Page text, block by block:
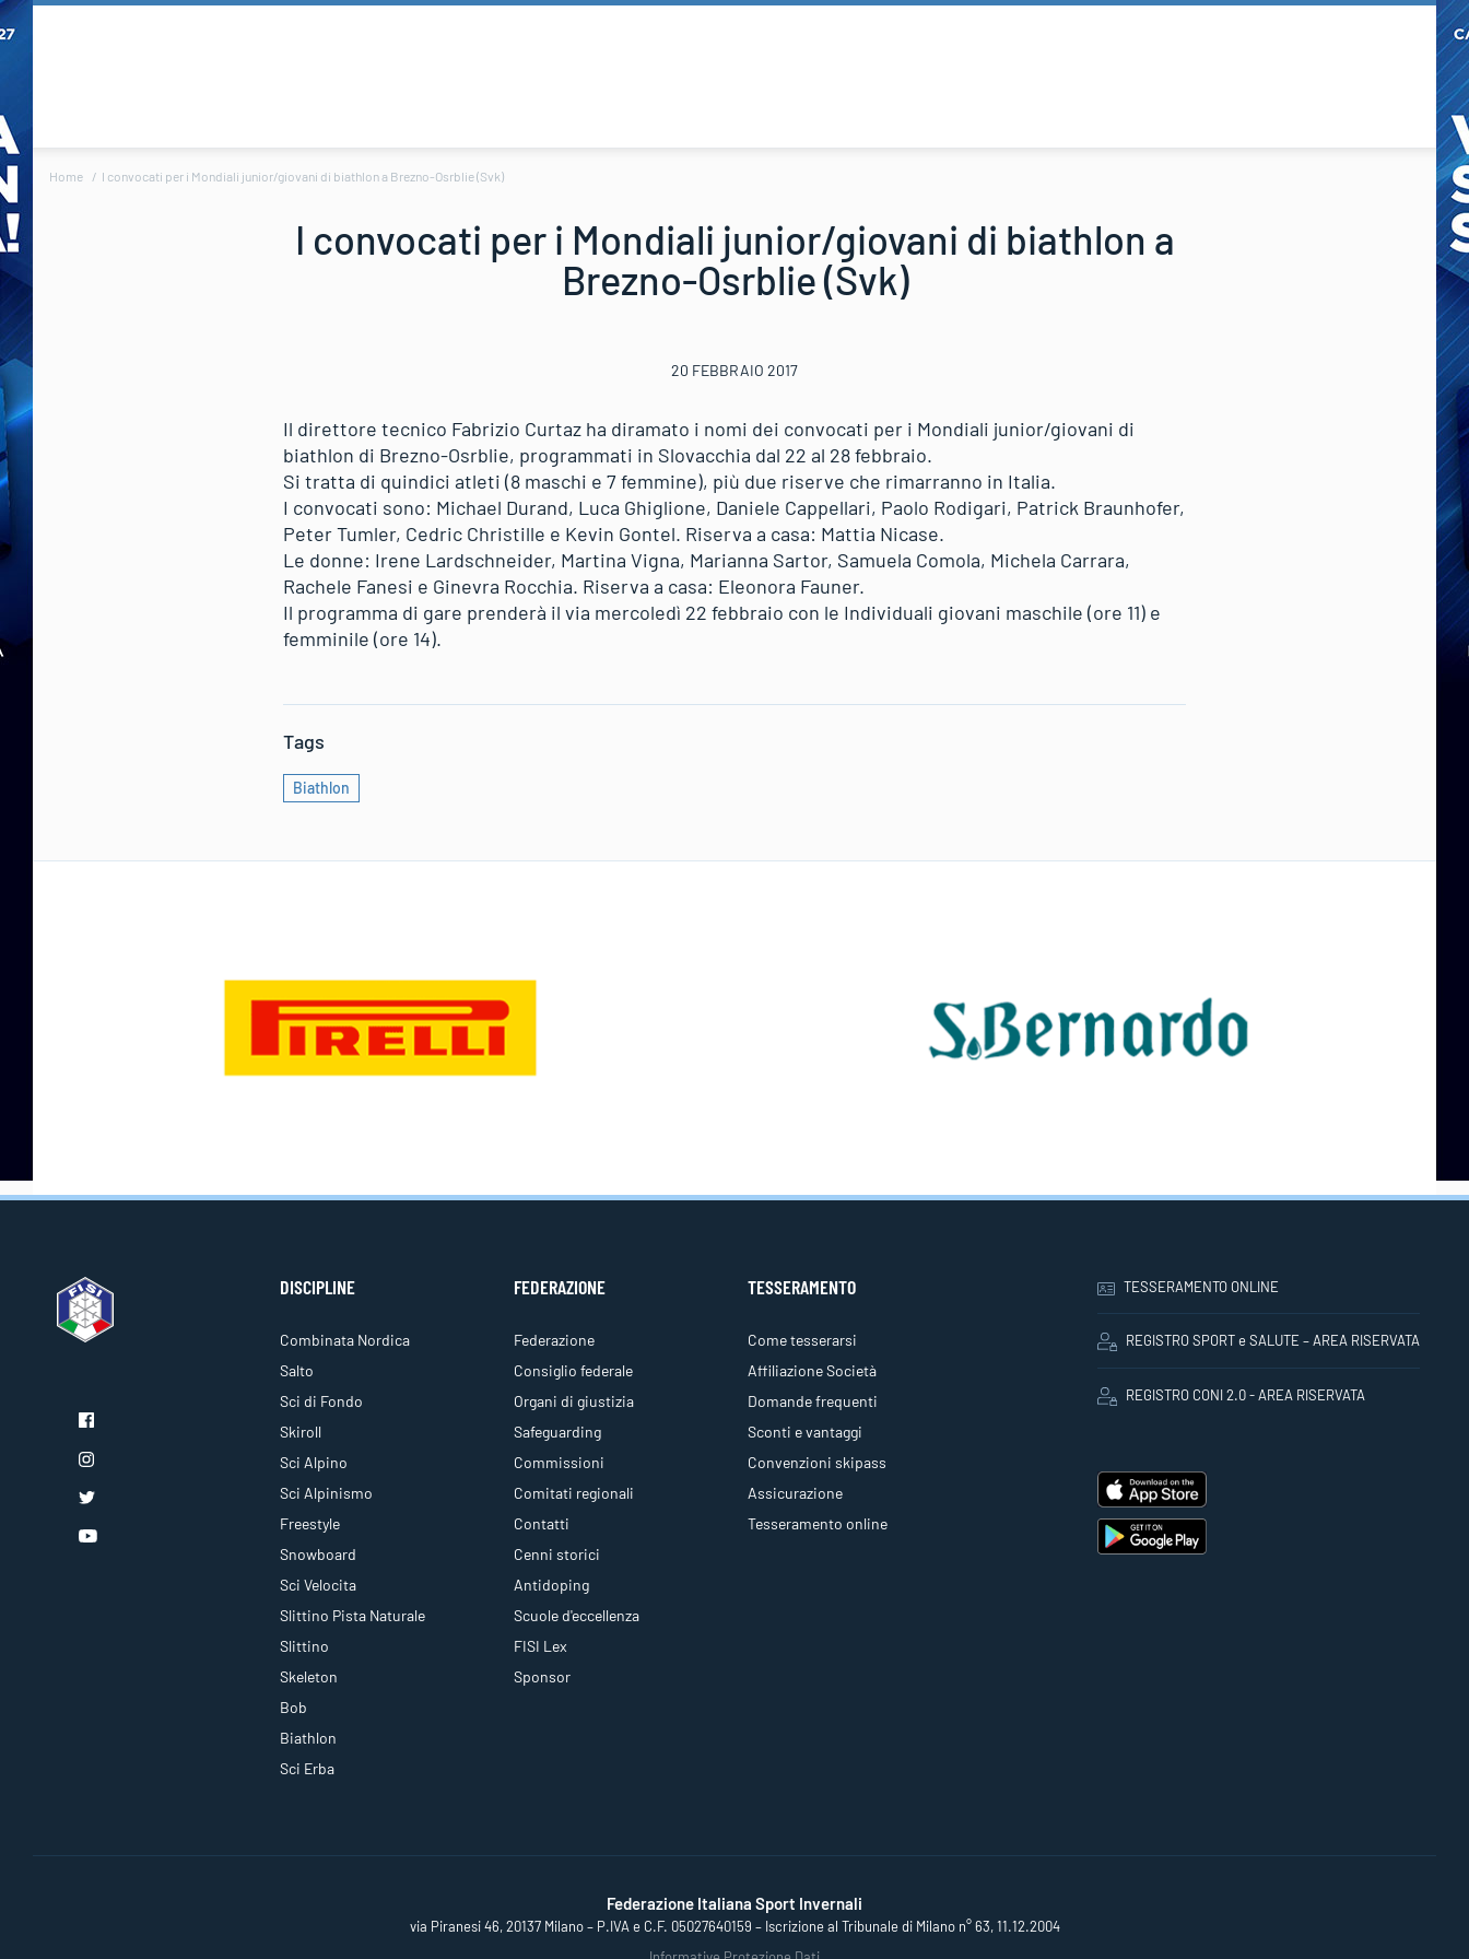
Home I convocati per i Mondiali junior/giovani di biathlon a Brezno-Osrblie (Svk)
I convocati per i Mondiali junior/giovani di biathlon a
Brezno-Osrblie (Svk)
20 FEBBRAIO 2017
Il direttore tecnico Fabrizio Curtaz ha diramato i nomi dei convocati per i Mondiali junior/giovani di
biathlon di Brezno-Osrblie, programmati in Slovacchia dal 22 al 28 febbraio.
Si tratta di quindici atleti (8 maschi e 7 femmine), più due riserve che rimarranno in Italia.
I convocati sono: Michael Durand, Luca Ghiglione, Daniele Cappellari, Paolo Rodigari, Patrick Braunhofer,
Peter Tumler, Cedric Christille e Kevin Gontel. Riserva a casa: Mattia Nicase.
Le donne: Irene Lardschneider, Martina Vigna, Marianna Sartor, Samuela Comola, Michela Carrara,
Rachele Fanesi e Ginevra Rocchia. Riserva a casa: Eleonora Fauner.
Il programma di gare prenderà il via mercoledì 22 febbraio con le Individuali giovani maschile (ore 11) e
femminile (ore 14).
Tags
Biathlon
DISCIPLINE
Combinata Nordica
Salto
Sci di Fondo
Skiroll
Sci Alpino
Sci Alpinismo
Freestyle
Snowboard
Sci Velocita
Slittino Pista Naturale
Slittino
Skeleton
Bob
Biathlon
Sci Erba
FEDERAZIONE
Federazione
Consiglio federale
Organi di giustizia
Safeguarding
Commissioni
Comitati regionali
Contatti
Cenni storici
Antidoping
Scuole d'eccellenza
FISI Lex
Sponsor
TESSERAMENTO
Come tesserarsi
Affiliazione Società
Domande frequenti
Sconti e vantaggi
Convenzioni skipass
Assicurazione
Tesseramento online
TESSERAMENTO ONLINE
REGISTRO SPORT e SALUTE – AREA RISERVATA
REGISTRO CONI 2.0 - AREA RISERVATA
Federazione Italiana Sport Invernali
via Piranesi 46, 20137 Milano – P.IVA e C.F. 05027640159 – Iscrizione al Tribunale di Milano n° 63, 11.12.2004